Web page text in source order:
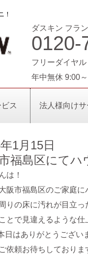
！
ダスキン フラ
0120-
フリーダイヤ
年中無休 9:00
ス 法人様向けサ
1月15日
福島区にて
は！
阪市福島区のご家庭に
りの床に汚れが目立
とで見違えるような仕
日はありがとうござい
依頼お待ちしておりま